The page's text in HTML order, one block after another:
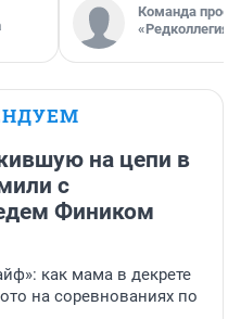
Команда
«Редколлегия»
на цепи в
с
Фиником
как мама в декрете
на соревнованиях по